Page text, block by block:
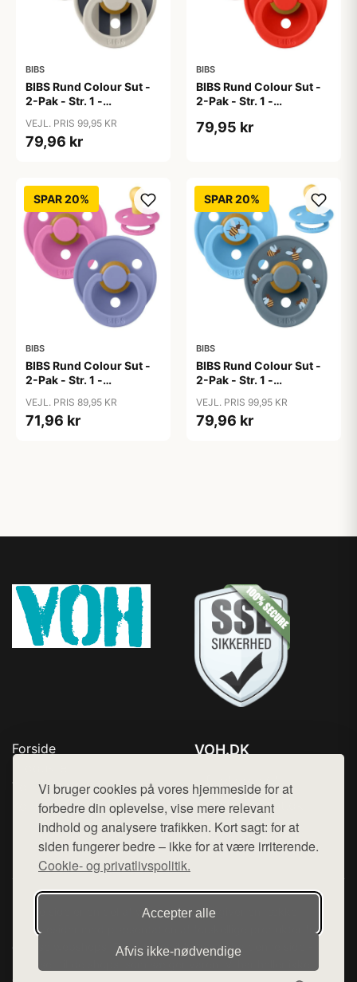
Vi bruger cookies på vores hjemmeside for at
forbedre din oplevelse, vise mere relevant
indhold og analysere trafikken. Kort sagt: for at
siden fungerer bedre – ikke for at være irriterende.
Cookie- og privatlivspolitik.
Accepter alle
Afvis ikke‑nødvendige
BIBS
BIBS Rund Colour Sut -
2-Pak - Str. 1 -
Studio - Sand Mix
VEJL. PRIS 99,95 KR
79,96 kr
BIBS
BIBS Rund Colour Sut -
2-Pak - Str. 1 -
Blossom/Candy Apple
79,95 kr
SPAR 20%
BIBS
BIBS Rund Colour Sut -
2-Pak - Str. 1 -
Bubblegum/Peri
VEJL. PRIS 89,95 KR
71,96 kr
SPAR 20%
BIBS
BIBS Rund Colour Sut -
2-Pak - Str. 1 -
Bumblebee Studio -
Breeze Mix
VEJL. PRIS 99,95 KR
79,96 kr
Forside
Top Rabatter
Kontakt
VOH.DK
Mail: hej@want.dk
Cookie- og privatlivspolitik
Denne side er en del af want.dk, der udgiver en række
hjemmesider med præsentation af forskellige produkter fra
diverse webshops. Der sælges ikke varer fra denne side - vi
henviser til de shops, som sælger varen. Vi har heller ikke